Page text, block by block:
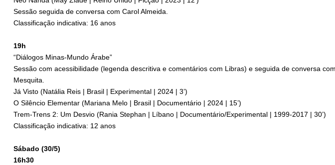
Sessão seguida de conversa com Carol Almeida.
Classificação indicativa: 16 anos
19h
“Diálogos Minas-Mundo Árabe”
Sessão com acessibilidade (legenda descritiva e comentários com Libras) e seguida de conversa
Mesquita.
Já Visto (Natália Reis | Brasil | Experimental | 2024 | 3’)
O Silêncio Elementar (Mariana Melo | Brasil | Documentário | 2024 | 15’)
Trem-Trens 2: Um Desvio (Rania Stephan | Líbano | Documentário/Experimental | 1999-2017 | 30’)
Classificação indicativa: 12 anos
Sábado (30/5)
16h30